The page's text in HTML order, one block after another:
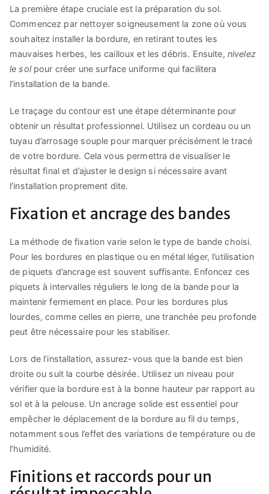
La première étape cruciale est la préparation du sol.
Commencez par nettoyer soigneusement la zone où vous
souhaitez installer la bordure, en retirant toutes les
mauvaises herbes, les cailloux et les débris. Ensuite, nivelez
le sol pour créer une surface uniforme qui facilitera
l’installation de la bande.
Le traçage du contour est une étape déterminante pour
obtenir un résultat professionnel. Utilisez un cordeau ou un
tuyau d’arrosage souple pour marquer précisément le tracé
de votre bordure. Cela vous permettra de visualiser le
résultat final et d’ajuster le design si nécessaire avant
l’installation proprement dite.
Fixation et ancrage des bandes
La méthode de fixation varie selon le type de bande choisi.
Pour les bordures en plastique ou en métal léger, l’utilisation
de piquets d’ancrage est souvent suffisante. Enfoncez ces
piquets à intervalles réguliers le long de la bande pour la
maintenir fermement en place. Pour les bordures plus
lourdes, comme celles en pierre, une tranchée peu profonde
peut être nécessaire pour les stabiliser.
Lors de l’installation, assurez-vous que la bande est bien
droite ou suit la courbe désirée. Utilisez un niveau pour
vérifier que la bordure est à la bonne hauteur par rapport au
sol et à la pelouse. Un ancrage solide est essentiel pour
empêcher le déplacement de la bordure au fil du temps,
notamment sous l’effet des variations de température ou de
l’humidité.
Finitions et raccords pour un